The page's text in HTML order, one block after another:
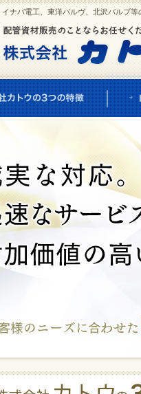
ナバ電工、東洋バルヴ、北沢バルブ